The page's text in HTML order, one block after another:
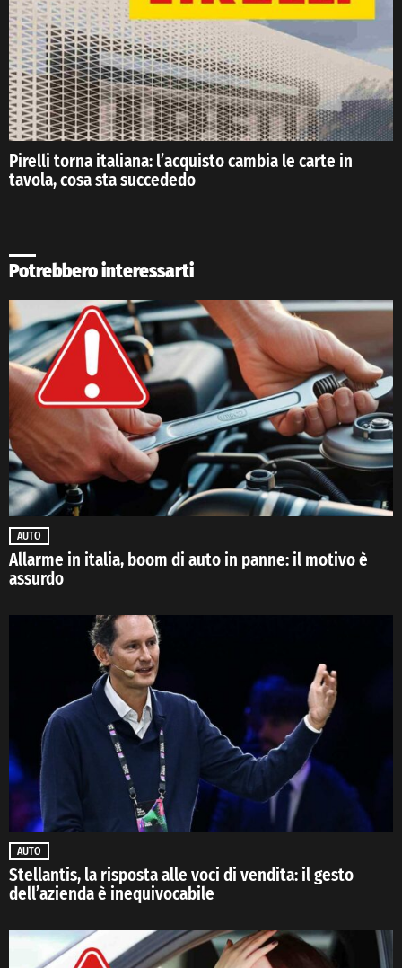
Pirelli torna italiana: l’acquisto cambia le carte in
tavola, cosa sta succededo
Potrebbero interessarti
AUTO
Allarme in italia, boom di auto in panne: il motivo è
assurdo
AUTO
Stellantis, la risposta alle voci di vendita: il gesto
dell’azienda è inequivocabile